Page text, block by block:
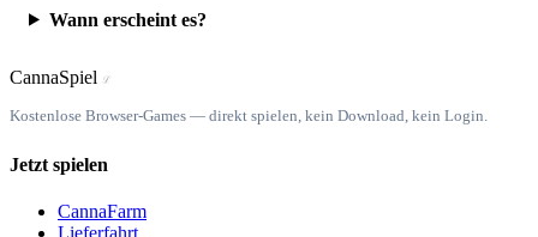
Wann erscheint es?
CannaSpiel ℒ
Kostenlose Browser-Games — direkt spielen, kein Download, kein Login.
Jetzt spielen
CannaFarm